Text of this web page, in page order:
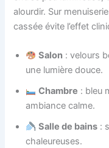
alourdir. Sur
cassée évite l’effet
Salon : velours
une lumière douce.
Chambre : bleu
ambiance calme.
Salle de bains :
chaleureuses.